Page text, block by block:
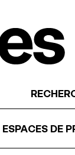
ESPACES DE